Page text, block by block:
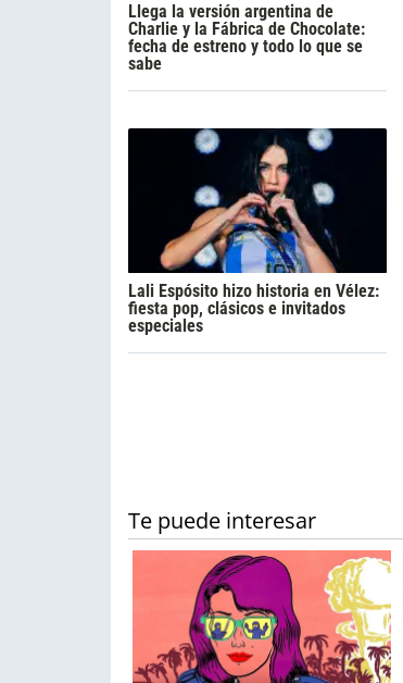
Llega la versión argentina de
Charlie y la Fábrica de Chocolate:
fecha de estreno y todo lo que se
sabe
Lali Espósito hizo historia en Vélez:
fiesta pop, clásicos e invitados
especiales